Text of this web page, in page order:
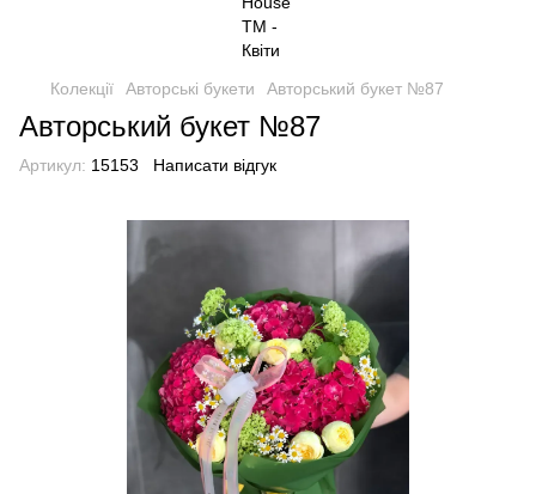
Колекції Авторські букети Авторський букет №87
Авторський букет №87
Артикул: 15153 Написати відгук